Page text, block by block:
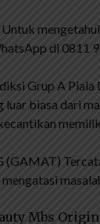
di 0811
Grup A
biasa dari
(GAMAT)
Mbs